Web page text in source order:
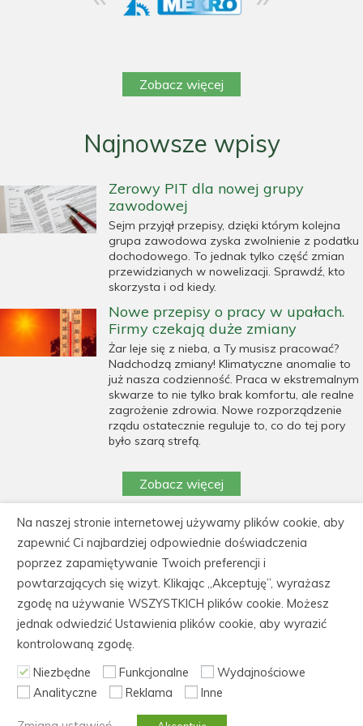
Zobacz więcej
Najnowsze wpisy
Zerowy PIT dla nowej grupy
zawodowej
Sejm przyjął przepisy, dzięki którym kolejna
grupa zawodowa zyska zwolnienie z podatku
dochodowego. To jednak tylko część zmian
przewidzianych w nowelizacji. Sprawdź, kto
skorzysta i od kiedy.
Nowe przepisy o pracy w upałach.
Firmy czekają duże zmiany
Żar leje się z nieba, a Ty musisz pracować?
Nadchodzą zmiany! Klimatyczne anomalie to
już nasza codzienność. Praca w ekstremalnym
skwarze to nie tylko brak komfortu, ale realne
zagrożenie zdrowia. Nowe rozporządzenie
rządu ostatecznie reguluje to, co do tej pory
było szarą strefą.
Zobacz więcej
https://cedeka.pl/wp-
content/uploads/polityka_prywatnosci_cedeka.pdf
CEDEKA Centrum Doskonalenia Kadr, 86-105
Świecie, ul. Kiepury 30
tel.: 52 562 60 61, fax: 52 522 21 31, NIP: 559-
© Copyright 2006-2026 CeDeKa szkolenia i kursy
Pliki cookies,Polityka prywatności
Na naszej stronie internetowej używamy plików cookie, aby
zapewnić Ci najbardziej odpowiednie doświadczenia
poprzez zapamiętywanie Twoich preferencji i
powtarzających się wizyt. Klikając „Akceptuję”, wyrażasz
zgodę na używanie WSZYSTKICH plików cookie. Możesz
jednak odwiedzić Ustawienia plików cookie, aby wyrazić
kontrolowaną zgodę.
Niezbędne
Funkcjonalne
Wydajnościowe
Analityczne
Reklama Inne